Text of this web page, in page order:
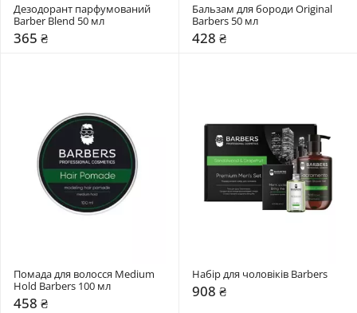
Дезодорант парфумований
365 ₴
Бальзам для бороди Original
Barbers 50 мл
428 ₴
Помада для волосся Medium
Hold Barbers 100 мл
458 ₴
Набір для чоловіків Barbers
908 ₴